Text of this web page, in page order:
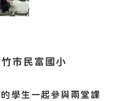
市民富國小
學生一起參與兩堂課